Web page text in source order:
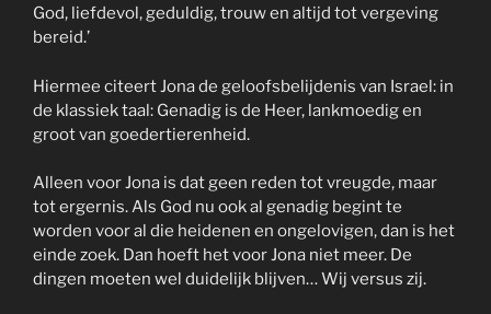
God, liefdevol, geduldig, trouw en altijd tot vergeving
bereid.’
Hiermee citeert Jona de geloofsbelijdenis van Israel: in
de klassiek taal: Genadig is de Heer, lankmoedig en
groot van goedertierenheid.
Alleen voor Jona is dat geen reden tot vreugde, maar
tot ergernis. Als God nu ook al genadig begint te
worden voor al die heidenen en ongelovigen, dan is het
einde zoek. Dan hoeft het voor Jona niet meer. De
dingen moeten wel duidelijk blijven… Wij versus zij.